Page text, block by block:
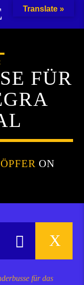
FÜR
ON
für das
Translate »